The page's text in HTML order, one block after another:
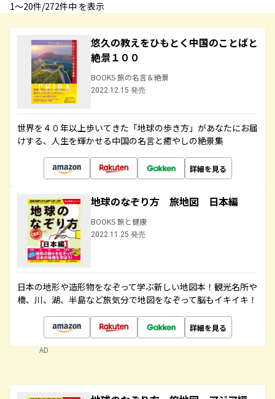
1〜20件/272件中 を表示
悠久の教えをひもとく中国のことばと
絶景１００
BOOKS 旅の名言＆絶景
2022.12.15 発売
世界を４０年以上歩いてきた「地球の歩き方」があなたにお届
けする、人生を輝かせる中国の名言と癒やしの絶景集
詳細を見る
地球のなぞり方 旅地図 日本編
BOOKS 旅と健康
2022.11.25 発売
日本の地形や造形物をなぞって学ぶ新しい地図本！観光名所や
橋、川、湖、半島など旅気分で地図をなぞって脳もイキイキ！
詳細を見る
AD